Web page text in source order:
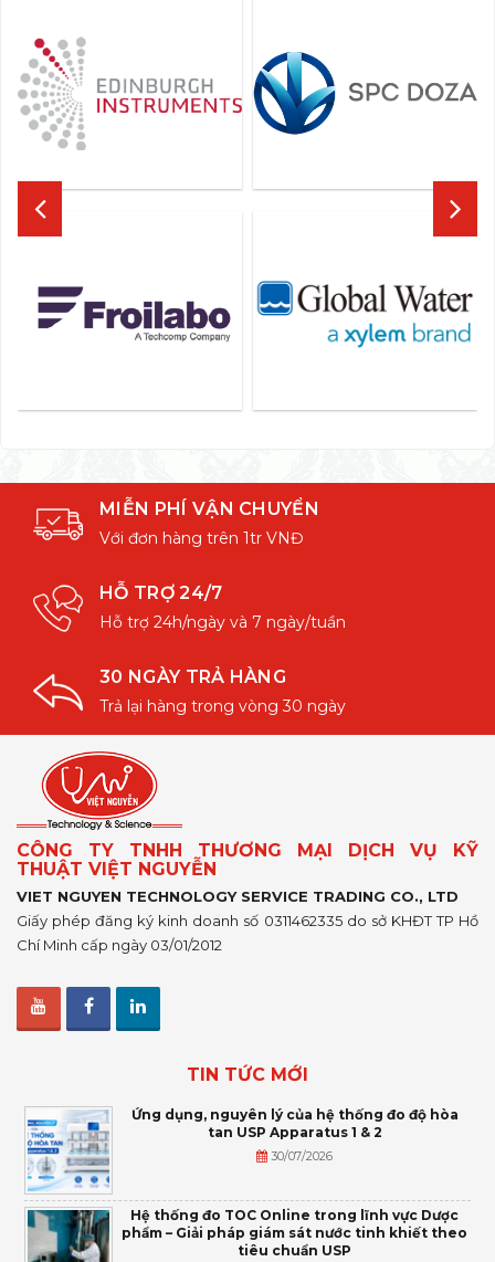
MIỄN PHÍ VẬN CHUYỂN
Với đơn hàng trên 1tr VNĐ
HỖ TRỢ 24/7
Hỗ trợ 24h/ngày và 7 ngày/tuần
30 NGÀY TRẢ HÀNG
Trả lại hàng trong vòng 30 ngày
CÔNG TY TNHH THƯƠNG MẠI DỊCH VỤ KỸ
THUẬT VIỆT NGUYỄN
VIET NGUYEN TECHNOLOGY SERVICE TRADING CO., LTD
Giấy phép đăng ký kinh doanh số 0311462335 do sở KHĐT TP Hồ
Chí Minh cấp ngày 03/01/2012
TIN TỨC MỚI
Ứng dụng, nguyên lý của hệ thống đo độ hòa
tan USP Apparatus 1 & 2
30/07/2026
Hệ thống đo TOC Online trong lĩnh vực Dược
phẩm – Giải pháp giám sát nước tinh khiết theo
tiêu chuẩn USP